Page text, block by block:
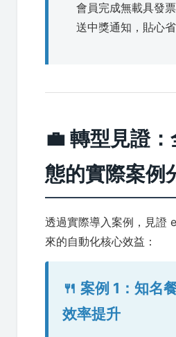
會員完成無載具發
送中獎通知，貼心省
💼 轉型見證
態的實際案例
透過實際導入案例，見證
來的自動化核心效益：
🍴 案例 1：知名
效率提升